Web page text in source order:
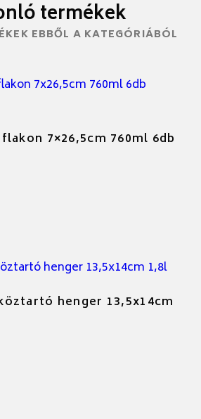
termékek
EBBŐL A KATEGÓRIÁBÓL
7×26,5cm 760ml 6db
henger 13,5x14cm